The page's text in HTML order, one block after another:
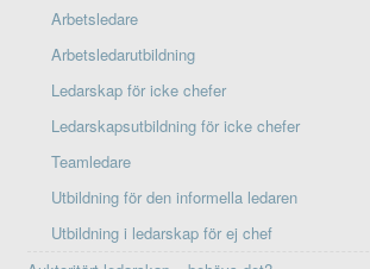
Arbetsledare
Arbetsledarutbildning
Ledarskap för icke chefer
Ledarskapsutbildning för icke chefer
Teamledare
Utbildning för den informella ledaren
Utbildning i ledarskap för ej chef